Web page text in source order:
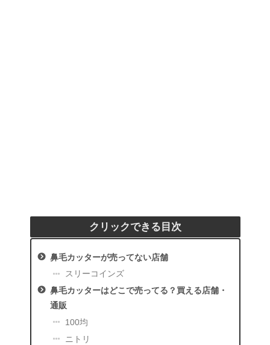
クリックできる目次
鼻毛カッターが売ってない店舗
スリーコインズ
鼻毛カッターはどこで売ってる？買える店舗・
通販
100均
ニトリ